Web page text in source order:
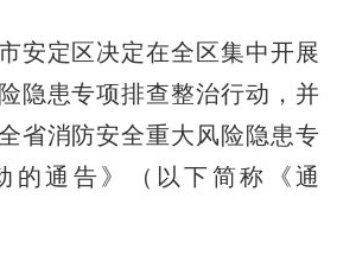
定区决定在全区集中开展
隐患专项排查整治行动，并
省消防安全重大风险隐患专
的通告》（以下简称《通